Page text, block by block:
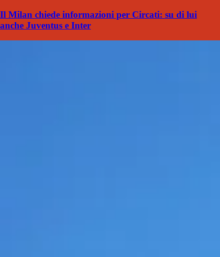
Il Milan chiede informazioni per Circati: su di lui
anche Juventus e Inter